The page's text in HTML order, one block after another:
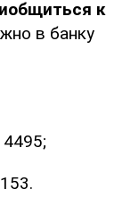
к
в банку